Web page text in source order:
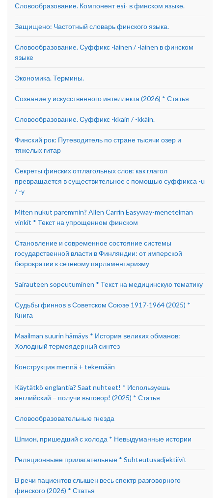
Словообразование. Компонент esi- в финском языке.
Защищено: Частотный словарь финского языка.
Словообразование. Суффикс -lainen / -läinen в финском
языке
Экономика. Термины.
Сознание у искусственного интеллекта (2026) * Статья
Словообразование. Суффикс -kkain / -kkäin.
Финский рок: Путеводитель по стране тысячи озер и
тяжелых гитар
Секреты финских отглагольных слов: как глагол
превращается в существительное с помощью суффикса -u
/ -y
Miten nukut paremmin? Allen Carrin Easyway-menetelmän
vinkit * Текст на упрощенном финском
Становление и современное состояние системы
государственной власти в Финляндии: от имперской
бюрократии к сетевому парламентаризму
Sairauteen sopeutuminen * Текст на медицинскую тематику
Судьбы финнов в Советском Союзе 1917-1964 (2025) *
Книга
Maailman suurin hämäys * История великих обманов:
Холодный термоядерный синтез
Конструкция mennä + tekemään
Käytätkö englantia? Saat nuhteet! * Используешь
английский – получи выговор! (2025) * Статья
Словообразовательные гнезда
Шпион, пришедший с холода * Невыдуманные истории
Реляционныее прилагательные * Suhteutusadjektiivit
В речи пациентов слышен весь спектр разговорного
финского (2026) * Статья